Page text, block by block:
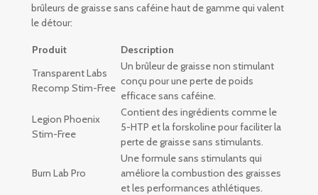
brûleurs de graisse sans caféine haut de gamme qui valent
le détour:
Produit
Description
Transparent Labs
Recomp Stim-Free
Un brûleur de graisse non stimulant
conçu pour une perte de poids
efficace sans caféine.
Legion Phoenix
Stim-Free
Contient des ingrédients comme le
5-HTP et la forskoline pour faciliter la
perte de graisse sans stimulants.
Burn Lab Pro
Une formule sans stimulants qui
améliore la combustion des graisses
et les performances athlétiques.